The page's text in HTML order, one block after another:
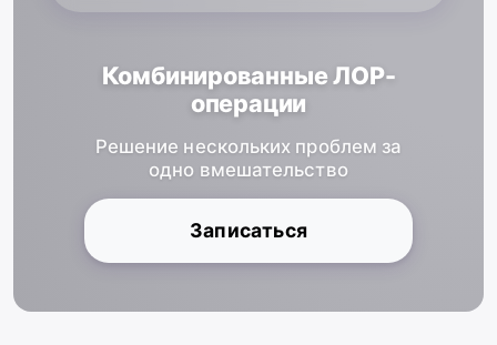
Комбинированные ЛОР-
операции
Решение нескольких проблем за
одно вмешательство
Записаться